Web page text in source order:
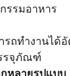
รรมอาหาร
รถทำงานได้
รจุภัณฑ์